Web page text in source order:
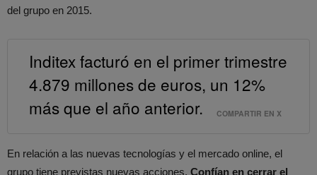
del grupo en 2015.
Inditex facturó en el primer trimestre
4.879 millones de euros, un 12%
más que el año anterior.
COMPARTIR EN X
En relación a las nuevas tecnologías y el mercado online, el
grupo tiene previstas nuevas acciones. Confían en cerrar el